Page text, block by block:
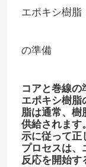
ビデオ
VRショー
わたしたち
工場 ツアー
品質管理
エポキシ樹脂
の準備
コアと巻線の
エポキシ樹脂
脂は通常、樹
供給されます
示に従って正
プロセスは、
反応を開始す